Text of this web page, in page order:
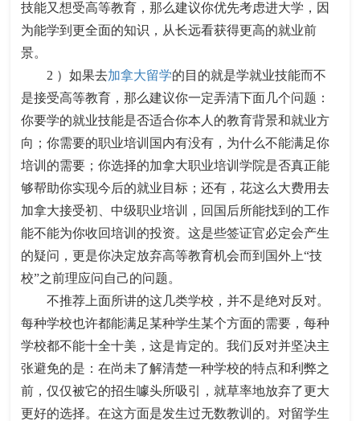
技能又想受高等教育，那么建议你优先考虑进大学，因
为能学到更全面的知识，从长远看获得更高的就业前
景。
2 ）如果去加拿大留学的目的就是学就业技能而不
是接受高等教育，那么建议你一定弄清下面几个问题：
你要学的就业技能是否适合你本人的教育背景和就业方
向；你需要的职业培训国内有没有，为什么不能满足你
培训的需要；你选择的加拿大职业培训学院是否真正能
够帮助你实现今后的就业目标；还有，花这么大费用去
加拿大接受初、中级职业培训，回国后所能找到的工作
能不能为你收回培训的投资。这是些签证官必定会产生
的疑问，更是你决定放弃高等教育机会而到国外上“技
校”之前理应问自己的问题。
不推荐上面所讲的这几类学校，并不是绝对反对。
每种学校也许都能满足某种学生某个方面的需要，每种
学校都不能十全十美，这是肯定的。我们反对并坚决主
张避免的是：在尚未了解清楚一种学校的特点和利弊之
前，仅仅被它的招生噱头所吸引，就草率地放弃了更大
更好的选择。在这方面是发生过无数教训的。对留学生